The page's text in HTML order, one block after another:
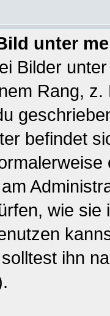
unter
Bilder
Rang,
befindet
wie
ihn